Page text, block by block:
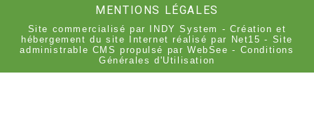
MENTIONS LÉGALES
Site commercialisé par INDY System - Création et
hébergement du site Internet réalisé par Net15 - Site
administrable CMS propulsé par WebSee - Conditions
Générales d'Utilisation